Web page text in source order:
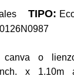
TIPO:
o
x 1.10m